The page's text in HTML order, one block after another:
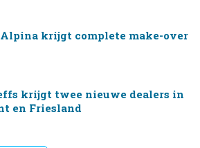
krijgt complete make-over
krijgt twee nieuwe dealers in
en Friesland